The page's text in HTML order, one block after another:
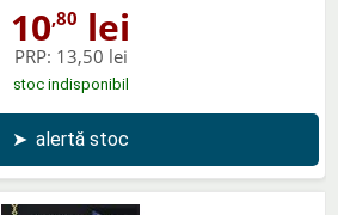
10,80 lei
PRP: 13,50 lei
stoc indisponibil
➤ alertă stoc